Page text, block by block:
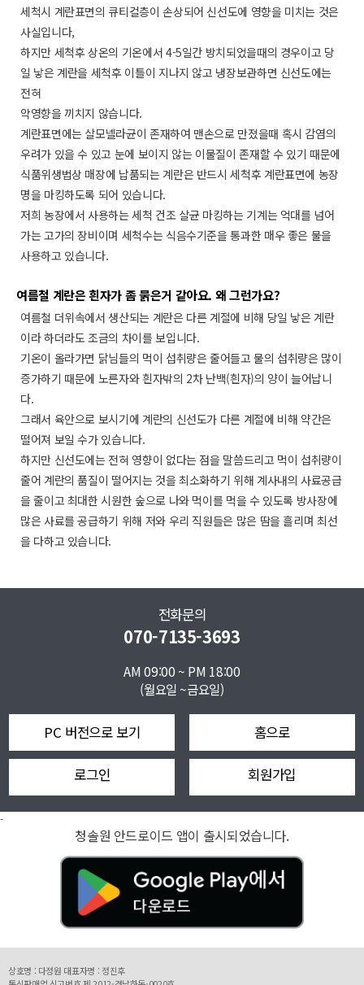
세척시 계란표면의 큐티컬층이 손상되어 신선도에 영향을 미치는 것은
사실입니다,
하지만 세척후 상온의 기온에서 4-5일간 방치되었을때의 경우이고 당
일 낳은 계란을 세척후 이틀이 지나지 않고 냉장보관하면 신선도에는
전혀
악영향을 끼치지 않습니다.
계란표면에는 살모넬라균이 존재하여 맨손으로 만졌을때 혹시 감염의
우려가 있을 수 있고 눈에 보이지 않는 이물질이 존재할 수 있기 때문에
식품위생법상 매장에 납품되는 계란은 반드시 세척후 계란표면에 농장
명을 마킹하도록 되어 있습니다.
저희 농장에서 사용하는 세척 건조 살균 마킹하는 기계는 억대를 넘어
가는 고가의 장비이며 세척수는 식음수기준을 통과한 매우 좋은 물을
사용하고 있습니다.
여름철 계란은 흰자가 좀 묽은거 같아요. 왜 그런가요?
여름철 더위속에서 생산되는 계란은 다른 계절에 비해 당일 낳은 계란
이라 하더라도 조금의 차이를 보입니다.
기온이 올라가면 닭님들의 먹이 섭취량은 줄어들고 물의 섭취량은 많이
증가하기 때문에 노른자와 흰자밖의 2차 난백(흰자)의 양이 늘어납니
다.
그래서 육안으로 보시기에 계란의 신선도가 다른 계절에 비해 약간은
떨어져 보일 수가 있습니다.
하지만 신선도에는 전혀 영향이 없다는 점을 말씀드리고 먹이 섭취량이
줄어 계란의 품질이 떨어지는 것을 최소화하기 위해 계사내의 사료공급
을 줄이고 최대한 시원한 숲으로 나와 먹이를 먹을 수 있도록 방사장에
많은 사료를 공급하기 위해 저와 우리 직원들은 많은 땀을 흘리며 최선
을 다하고 있습니다.
전화문의
070-7135-3693
AM 09:00 ~ PM 18:00
(월요일 ~금요일)
PC 버전으로 보기 홈으로
로그인 회원가입
-
청솔원 안드로이드 앱이 출시되었습니다.
상호명 : 다정원 대표자명 : 정진후